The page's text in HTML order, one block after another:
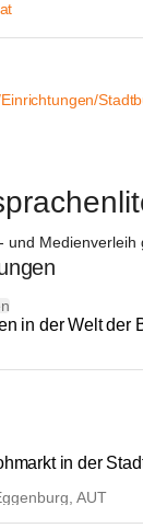
und
in der Welt der
in der
AUT